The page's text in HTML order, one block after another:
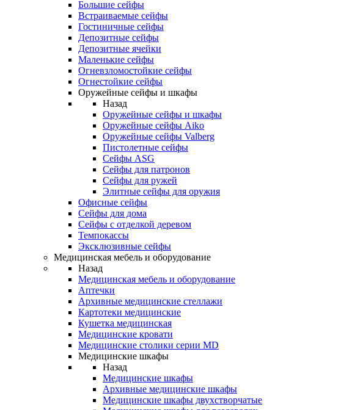
Большие сейфы
Встраиваемые сейфы
Гостиничные сейфы
Депозитные сейфы
Депозитные ячейки
Маленькие сейфы
Огневзломостойкие сейфы
Огнестойкие сейфы
Оружейные сейфы и шкафы
Назад
Оружейные сейфы и шкафы
Оружейные сейфы Aiko
Оружейные сейфы Valberg
Пистолетные сейфы
Сейфы ASG
Сейфы для патронов
Сейфы для ружей
Элитные сейфы для оружия
Офисные сейфы
Сейфы для дома
Сейфы с отделкой деревом
Темпокассы
Эксклюзивные сейфы
Медицинская мебель и оборудование
Назад
Медицинская мебель и оборудование
Аптечки
Архивные медицинские стеллажи
Картотеки медицинские
Кушетка медицинская
Медицинские кровати
Медицинские столики серии MD
Медицинские шкафы
Назад
Медицинские шкафы
Архивные медицинские шкафы
Медицинские шкафы двухстворчатые